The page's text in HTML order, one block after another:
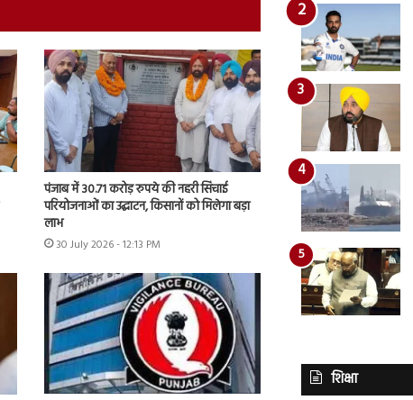
पंजाब में 30.71 करोड़ रुपये की नहरी सिंचाई
परियोजनाओं का उद्घाटन, किसानों को मिलेगा बड़ा
लाभ
30 July 2026 - 12:13 PM
शिक्षा